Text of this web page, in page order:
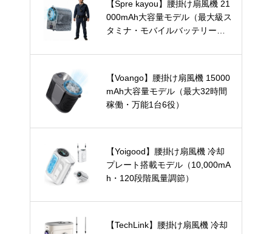
【Spre kayou】腰掛け扇風機 21
000mAh大容量モデル（最大級ス
タミナ・モバイルバッテリー兼
【Voango】腰掛け扇風機 15000
mAh大容量モデル（最大32時間
稼働・万能1台6役）
【Yoigood】腰掛け扇風機 冷却
プレート搭載モデル（10,000mA
h・120段階風量調節）
【TechLink】腰掛け扇風機 冷却